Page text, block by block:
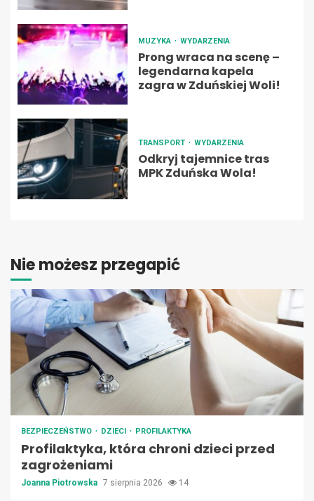
MUZYKA WYDARZENIA
Prong wraca na scenę –
legendarna kapela
zagra w Zduńskiej Woli!
TRANSPORT WYDARZENIA
Odkryj tajemnice tras
MPK Zduńska Wola!
Nie możesz przegapić
BEZPIECZEŃSTWO DZIECI PROFILAKTYKA
Profilaktyka, która chroni dzieci przed
zagrożeniami
Joanna Piotrowska 7 sierpnia 2026 14